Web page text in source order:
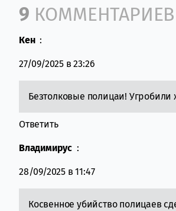
Comment section
9 КОММЕНТАРИЕВ
Кен :
27/09/2025 в 23:26
Безтолковые полицаи! Угробили
Ответить
Владимирус :
28/09/2025 в 11:47
Косвенное убийство полицаев